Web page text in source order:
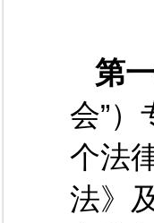
第
会”
个法
法》